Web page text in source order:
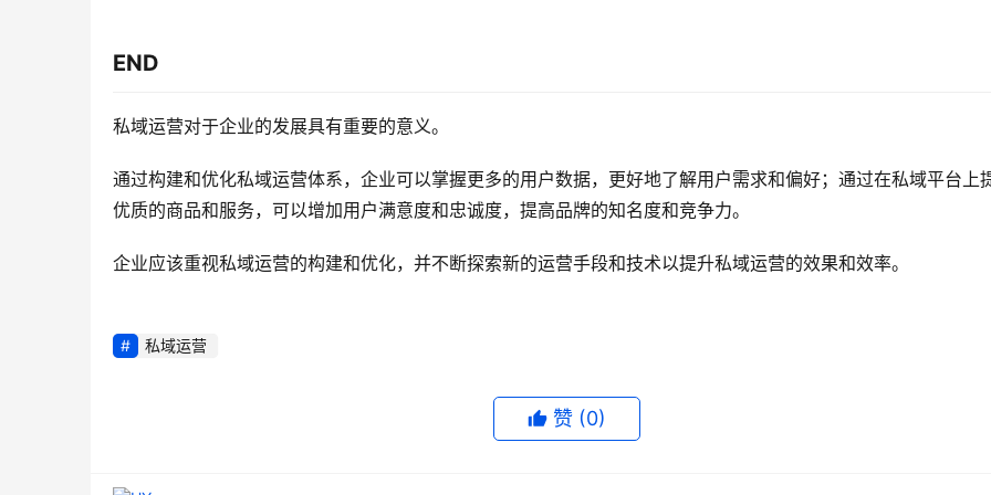
END
私域运营对于企业的发展具有重要的意义。
通过构建和优化私域运营体系，企业可以掌握更多的用户数据，更好地了解用户需求和偏好；通过在私域平台上
优质的商品和服务，可以增加用户满意度和忠诚度，提高品牌的知名度和竞争力。
企业应该重视私域运营的构建和优化，并不断探索新的运营手段和技术以提升私域运营的效果和效率。
私域运营
赞 (0)